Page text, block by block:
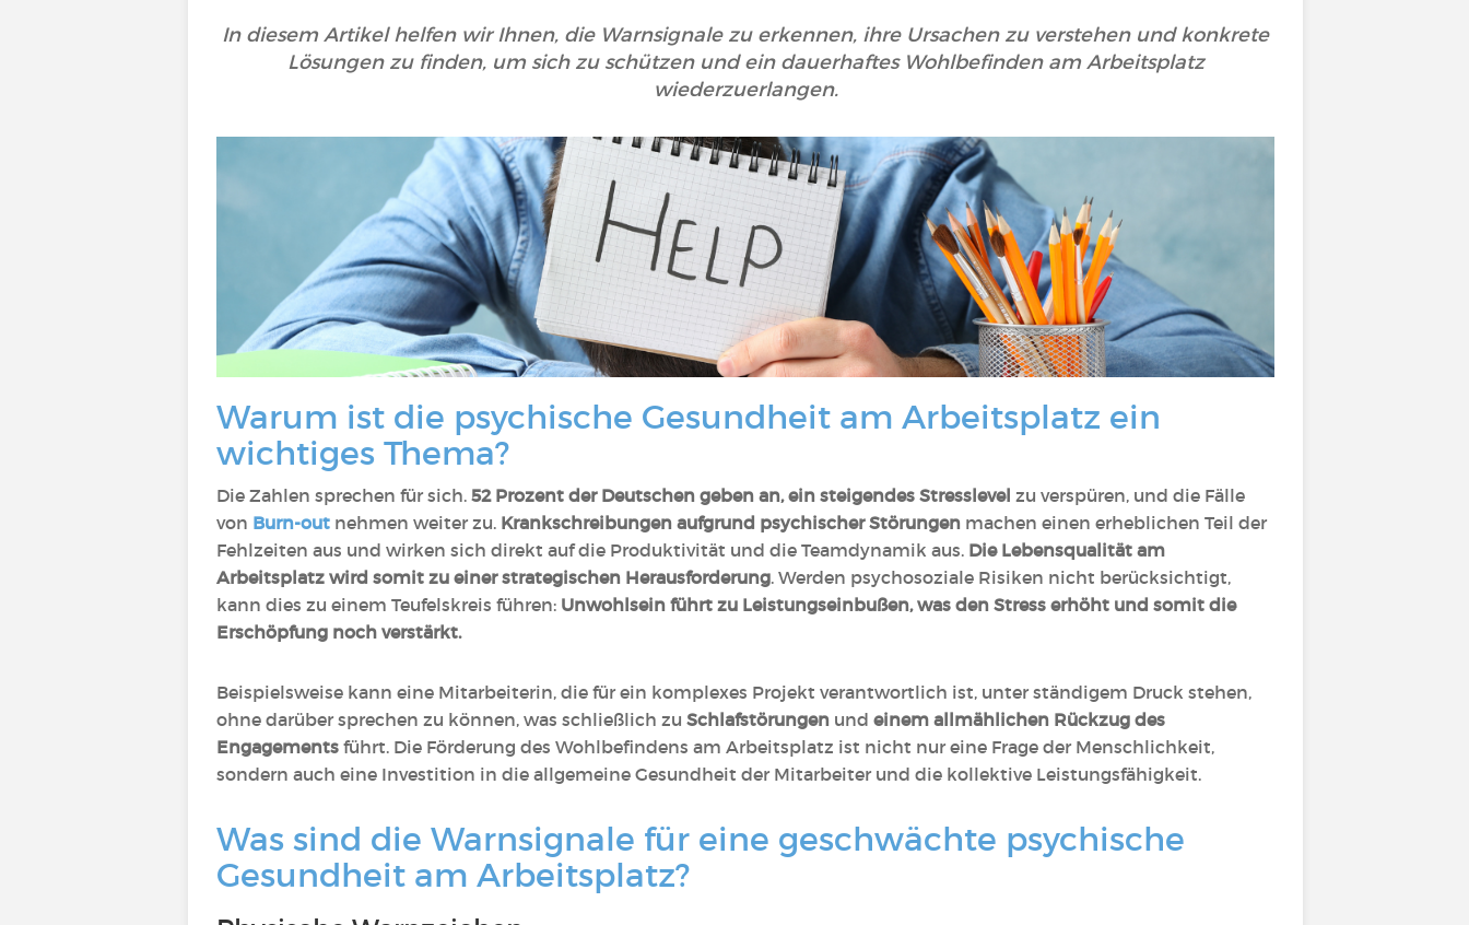
In diesem Artikel helfen wir Ihnen, die Warnsignale zu erkennen, ihre Ursachen zu verstehen und konkrete
Lösungen zu finden, um sich zu schützen und ein dauerhaftes Wohlbefinden am Arbeitsplatz
wiederzuerlangen.
Warum ist die psychische Gesundheit am Arbeitsplatz ein
wichtiges Thema?
Die Zahlen sprechen für sich. 52 Prozent der Deutschen geben an, ein steigendes Stresslevel zu verspüren, und die Fälle
von Burn-out nehmen weiter zu. Krankschreibungen aufgrund psychischer Störungen machen einen erheblichen Teil der
Fehlzeiten aus und wirken sich direkt auf die Produktivität und die Teamdynamik aus. Die Lebensqualität am
Arbeitsplatz wird somit zu einer strategischen Herausforderung. Werden psychosoziale Risiken nicht berücksichtigt,
kann dies zu einem Teufelskreis führen: Unwohlsein führt zu Leistungseinbußen, was den Stress erhöht und somit die
Erschöpfung noch verstärkt.
Beispielsweise kann eine Mitarbeiterin, die für ein komplexes Projekt verantwortlich ist, unter ständigem Druck stehen,
ohne darüber sprechen zu können, was schließlich zu Schlafstörungen und einem allmählichen Rückzug des
Engagements führt. Die Förderung des Wohlbefindens am Arbeitsplatz ist nicht nur eine Frage der Menschlichkeit,
sondern auch eine Investition in die allgemeine Gesundheit der Mitarbeiter und die kollektive Leistungsfähigkeit.
Was sind die Warnsignale für eine geschwächte psychische
Gesundheit am Arbeitsplatz?